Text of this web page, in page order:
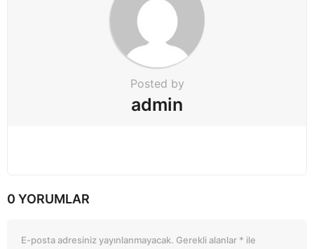
Posted by
admin
0 YORUMLAR
E-posta adresiniz yayınlanmayacak. Gerekli alanlar * ile